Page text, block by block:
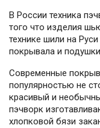
В России техника
того что изделия
технике шили на
покрывала и
Современные
популярностью не
красивый и
пэчворк
хлопковой бязи